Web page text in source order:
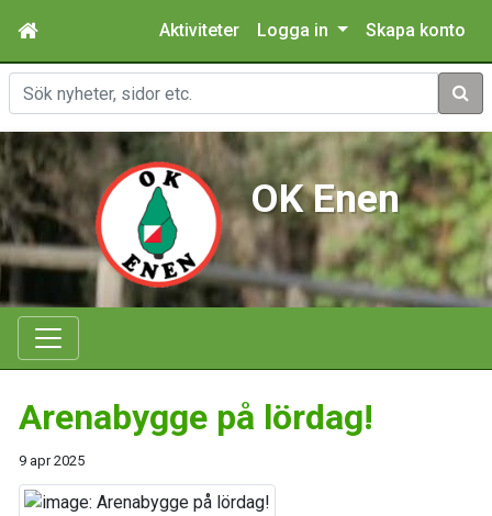
Aktiviteter Logga in Skapa konto
Sök
OK Enen
Arenabygge på lördag!
9 apr 2025